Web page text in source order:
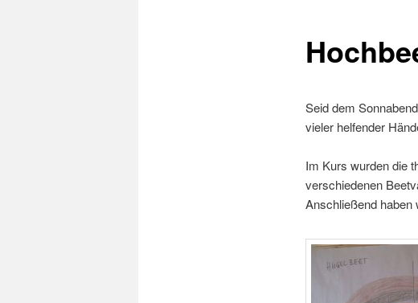
Seid dem
vieler helfender
Im Kurs wurden die
verschiedenen
Anschließend haben